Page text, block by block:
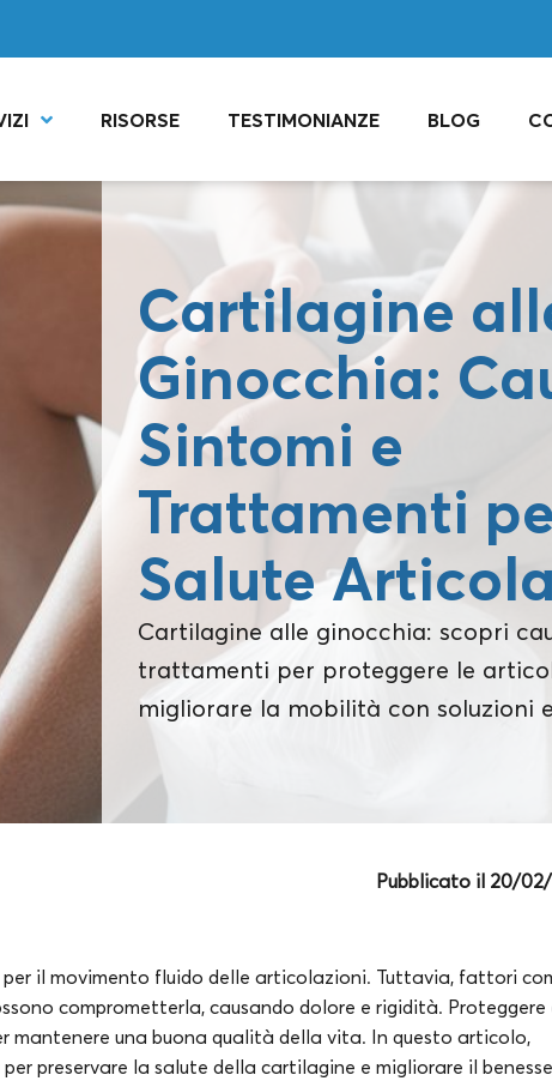
RISORSE TESTIMONIANZE BLOG
Cartilagine
Ginocchia:
Sintomi e
Trattamenti
Salute
Cartilagine alle ginocchia: scopri
trattamenti per proteggere le
migliorare la mobilità con soluzioni
Pubblicato il 20/
il movimento fluido delle articolazioni. Tuttavia, fattori
comprometterla, causando dolore e rigidità. Proteggere
una buona qualità della vita. In questo articolo,
preservare la salute della cartilagine e migliorare il